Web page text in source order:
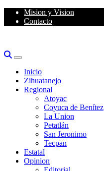
Skip
Mision y Vision
Contacto
Primary
Menu
Inicio
Zihuatanejo
Regional
Atoyac
Coyuca de Benítez
La Union
Petatlán
San Jeronimo
Tecpan
Estatal
Opinion